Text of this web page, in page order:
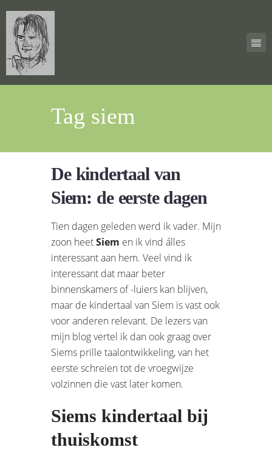
Tag siem
De kindertaal van
Siem: de eerste dagen
Tien dagen geleden werd ik vader. Mijn
zoon heetSiem en ik vind álles
interessant aan hem. Veel vind ik
interessant dat maar beter
binnenskamers of -luiers kan blijven,
maar de kindertaal van Siem is vast ook
voor anderen relevant. De lezers van
mijn blog vertel ik dan ook graag over
Siems prille taalontwikkeling, van het
eerste schreien tot de vroegwijze
volzinnen die vast later komen.
Siems kindertaal bij
thuiskomst